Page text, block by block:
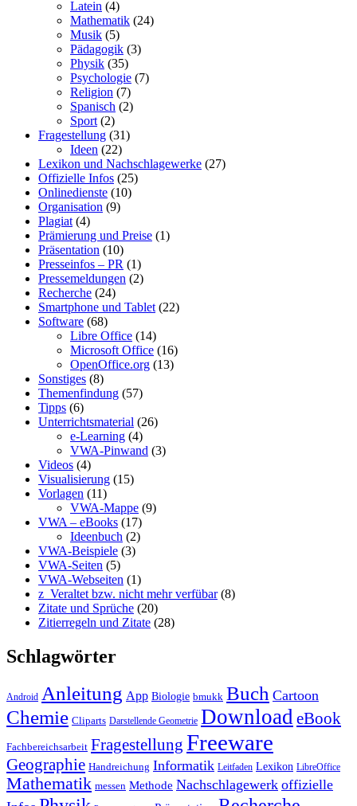
Latein (4)
Mathematik (24)
Musik (5)
Pädagogik (3)
Physik (35)
Psychologie (7)
Religion (7)
Spanisch (2)
Sport (2)
Fragestellung (31)
Ideen (22)
Lexikon und Nachschlagewerke (27)
Offizielle Infos (25)
Onlinedienste (10)
Organisation (9)
Plagiat (4)
Prämierung und Preise (1)
Präsentation (10)
Presseinfos – PR (1)
Pressemeldungen (2)
Recherche (24)
Smartphone und Tablet (22)
Software (68)
Libre Office (14)
Microsoft Office (16)
OpenOffice.org (13)
Sonstiges (8)
Themenfindung (57)
Tipps (6)
Unterrichtsmaterial (26)
e-Learning (4)
VWA-Pinwand (3)
Videos (4)
Visualisierung (15)
Vorlagen (11)
VWA-Mappe (9)
VWA – eBooks (17)
Ideenbuch (2)
VWA-Beispiele (3)
VWA-Seiten (5)
VWA-Webseiten (1)
z_Veraltet bzw. nicht mehr verfübar(8)
Zitate und Sprüche (20)
Zitierregeln und Zitate (28)
Schlagwörter
Android Anleitung App Biologie bmukk Buch Cartoon
Chemie Cliparts Darstellende Geometrie DownloadeBook
Fachbereichsarbeit Fragestellung Freeware
Geographie Handreichung Informatik Leitfaden Lexikon LibreOffice
Mathematik messen Methode Nachschlagewerk offizielle